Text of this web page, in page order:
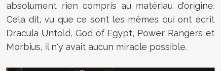
absolument rien compris au matériau d'origine.
Cela dit, vu que ce sont les mêmes qui ont écrit
Dracula Untold, God of Egypt, Power Rangers et
Morbius, il n'y avait aucun miracle possible.